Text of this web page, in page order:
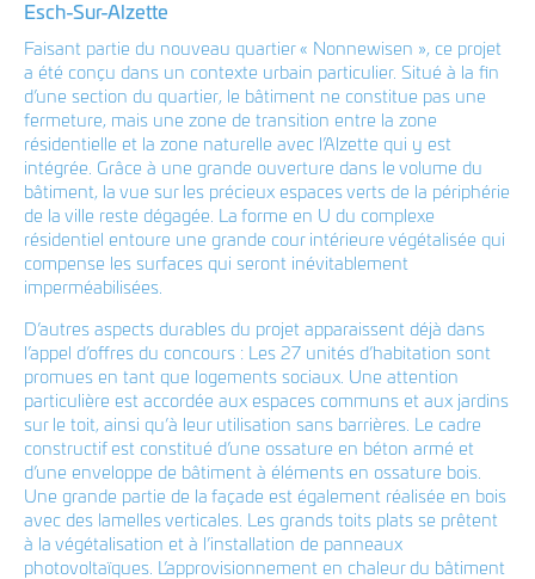
facebook
instagram
LinkedIn
coeba architectes
dave lefèvre et associés
14d, rue Bour L-7216 Bereldange
T +352 33 86 86 1
F +352 33 20 81
info@coeba.lu
Plan d'accès Bereldange
Plan d'accès Rambrouch
Esch-Sur-Alzette
Faisant partie du nouveau quartier « Nonnewisen », ce projet
a été conçu dans un contexte urbain particulier. Situé à la fin
d’une section du quartier, le bâtiment ne constitue pas une
fermeture, mais une zone de transition entre la zone
résidentielle et la zone naturelle avec l’Alzette qui y est
intégrée. Grâce à une grande ouverture dans le volume du
bâtiment, la vue sur les précieux espaces verts de la périphérie
de la ville reste dégagée. La forme en U du complexe
résidentiel entoure une grande cour intérieure végétalisée qui
compense les surfaces qui seront inévitablement
imperméabilisées.
D’autres aspects durables du projet apparaissent déjà dans
l’appel d’offres du concours : Les 27 unités d’habitation sont
promues en tant que logements sociaux. Une attention
particulière est accordée aux espaces communs et aux jardins
sur le toit, ainsi qu’à leur utilisation sans barrières. Le cadre
constructif est constitué d’une ossature en béton armé et
d’une enveloppe de bâtiment à éléments en ossature bois.
Une grande partie de la façade est également réalisée en bois
avec des lamelles verticales. Les grands toits plats se prêtent
à la végétalisation et à l’installation de panneaux
photovoltaïques. L’approvisionnement en chaleur du bâtiment